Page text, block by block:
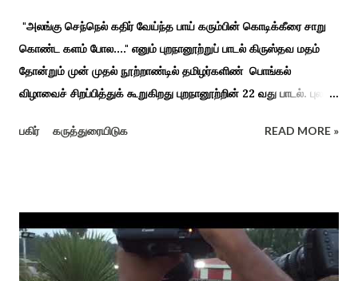
"அலங்கு செந்நெல் கதிர் வேய்ந்த பாய் கரும்பின் கொடிக்கீரை சாறு
கொண்ட களம் போல...." எனும் புறநானூற்றுப் பாடல் கிருஸ்தவ மதம்
தோன்றும் முன் முதல் நூற்றாண்டில் தமிழர்களிண் பொங்கல்
விழாவைச் சிறப்பித்துக் கூறுகிறது புறநானூற்றின் 22 வது பாடல். புலவர்
பொங்கல் விழாவை விவரிக்கிறார். நற்றிணை, குறுந்தொகை,
சங்க இலக்கியங்களுக்கு பின் காலகட்டத்திலும் 'புதுக்கலத்து எழுந்த
தீம்பால் பொங்கல்' என சிறப்பிக்கும் சீவக சிந்தாமணி. காலங்கள்
தோறும் தமிழர்களின் வாழ்வியல் அங்கமாக உள்ள பொங்கல் விழாவில்
பகிர் கருத்துரையிடுக READ MORE »